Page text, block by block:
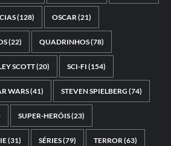
(128) OSCAR(21)
(22) QUADRINHOS(78)
SCOTT(20) SCI-FI (154)
WARS(41) STEVEN SPIELBERG (74)
SUPER-HERÓIS(23)
(31) SÉRIES(79) TERROR(63)